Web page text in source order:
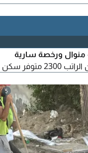
ورخصة سارية
سكن
5